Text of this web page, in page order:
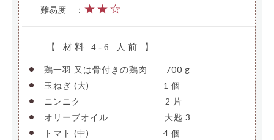
難易度
： ★★☆
【 材料 4-6 人前 】
• 鶏一羽 又は骨付きの鶏肉 700 g
• 玉ねぎ (大) 1 個
• ニンニク 2 片
• オリーブオイル 大匙 3
• トマト (中) 4 個